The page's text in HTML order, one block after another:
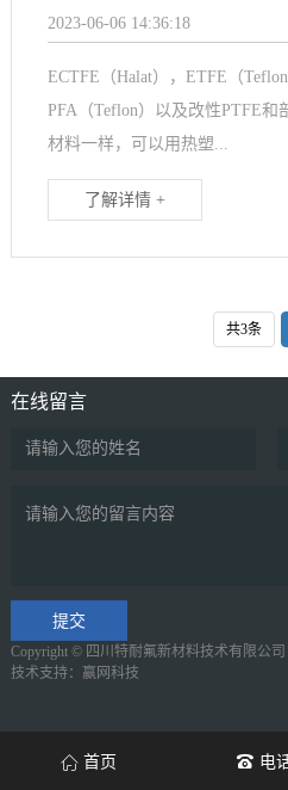
2023-06-06 14:36:18
ECTFE（Halat），ETFE（
PFA（Teflon）以及改性PTFE
材料一样，可以用热塑...
了解详情 +
共3条
在线留言
Copyright © 四川特耐氟新材料技术有限公司
技术支持： 赢网科技
首页 电